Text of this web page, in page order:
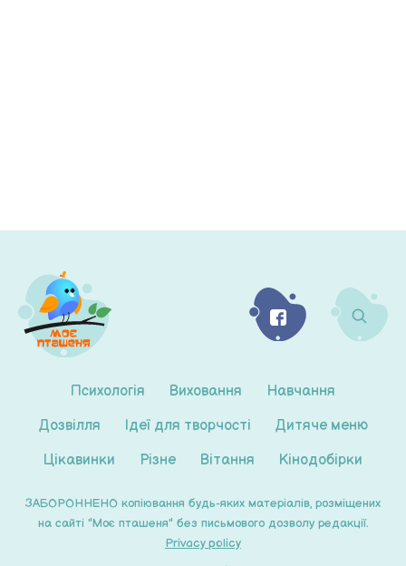
Психологія Виховання
Навчання
Дозвілля
Ідеї для творчості
Дитяче меню
Цікавинки
Різне Вітання Кінодобірки
ЗАБОРОННЕНО копіювання будь-яких матеріалів, розміщених
на сайті "Моє пташеня" без письмового дозволу редакції.
Privacy policy